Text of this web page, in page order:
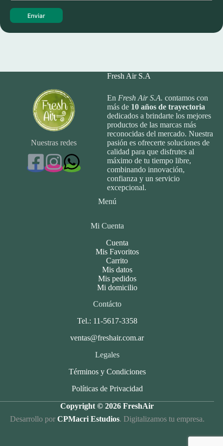
s
s
*
a
g
Enviar
Nuestras redes
Fresh Air S.A
En Fresh Air S.A. contamos con
más de 10 años de trayectoria
dedicados a brindarte los mejores
productos de las marcas más
reconocidas del mercado. Nuestra
pasión es ofrecerte soluciones de
calidad para que disfrutes al
máximo de tu tiempo libre,
combinando innovación,
confianza y un servicio
excepcional.
Menú
Mi Cuenta
Cuenta
Mis Favoritos
Carrito
Mis datos
Mis pedidos
Mi domicilio
Contácto
Tel.: 11-5617-3358
ventas@freshair.com.ar
Legales
Términos y Condiciones
Políticas de Privacidad
Copyright © 2026 FreshAir
Desarrollo por CPMacri Estudios. Digitalizamos tu empresa.